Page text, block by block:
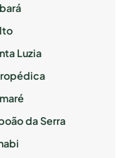
Luzia
da Serra